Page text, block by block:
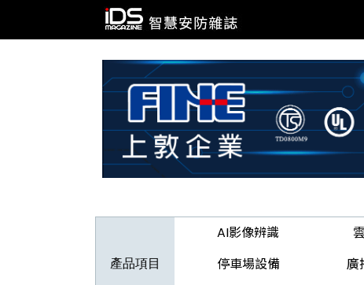
產品項目
AI影像辨識
停車場設備
廣